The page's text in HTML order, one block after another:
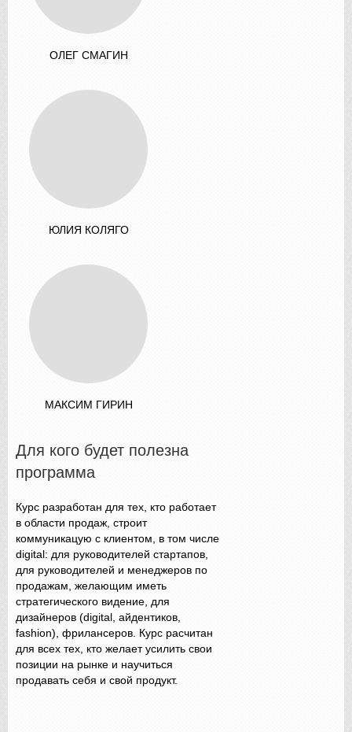
ОЛЕГ СМАГИН
ЮЛИЯ КОЛЯГО
МАКСИМ ГИРИН
Для кого будет полезна
программа
Курс разработан для тех, кто работает
в области продаж, строит
коммуникацую с клиентом, в том числе
digital: для руководителей стартапов,
для руководителей и менеджеров по
продажам, желающим иметь
стратегического видение, для
дизайнеров (digital, айдентиков,
fashion), фрилансеров. Курс расчитан
для всех тех, кто желает усилить свои
позиции на рынке и научиться
продавать себя и свой продукт.